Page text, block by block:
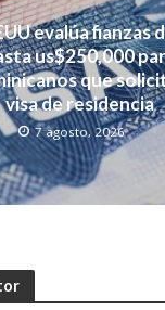
evalúa fianzas
us$250,000
que
visa de residencia
7 agosto, 2026